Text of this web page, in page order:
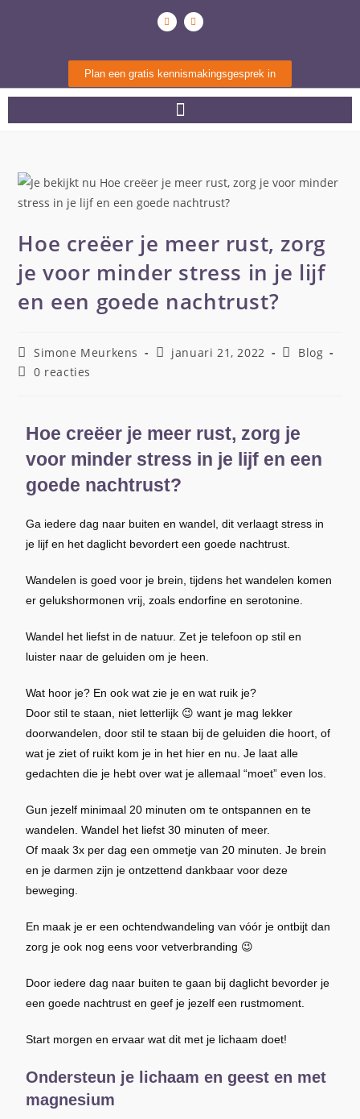
Plan een gratis kennismakingsgesprek in
Hoe creëer je meer rust, zorg
je voor minder stress in je lijf
en een goede nachtrust?
Simone Meurkens januari 21, 2022
Blog
0 reacties
Hoe creëer je meer rust, zorg je
voor minder stress in je lijf en een
goede nachtrust?
Ga iedere dag naar buiten en wandel, dit verlaagt stress in
je lijf en het daglicht bevordert een goede nachtrust.
Wandelen is goed voor je brein, tijdens het wandelen komen
er gelukshormonen vrij, zoals endorfine en serotonine.
Wandel het liefst in de natuur. Zet je telefoon op stil en
luister naar de geluiden om je heen.
Wat hoor je? En ook wat zie je en wat ruik je?
Door stil te staan, niet letterlijk 😉 want je mag lekker
doorwandelen, door stil te staan bij de geluiden die hoort, of
wat je ziet of ruikt kom je in het hier en nu. Je laat alle
gedachten die je hebt over wat je allemaal “moet” even los.
Gun jezelf minimaal 20 minuten om te ontspannen en te
wandelen. Wandel het liefst 30 minuten of meer.
Of maak 3x per dag een ommetje van 20 minuten. Je brein
en je darmen zijn je ontzettend dankbaar voor deze
beweging.
En maak je er een ochtendwandeling van vóór je ontbijt dan
zorg je ook nog eens voor vetverbranding 😉
Door iedere dag naar buiten te gaan bij daglicht bevorder je
een goede nachtrust en geef je jezelf een rustmoment.
Start morgen en ervaar wat dit met je lichaam doet!
Ondersteun je lichaam en geest en met
magnesium